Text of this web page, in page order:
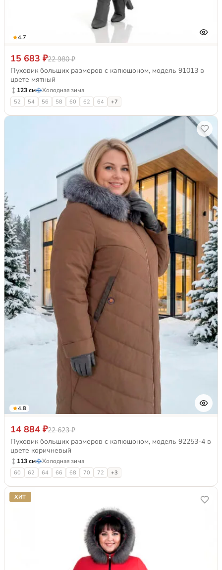
4.7
15 683 ₽22 980 ₽
Пуховик больших размеров с капюшоном, модель 91013 в
цвете мятный
123 см Холодная зима
52 54 56 58 60 62 64 +7
4.8
14 884 ₽22 623 ₽
Пуховик больших размеров с капюшоном, модель 92253-4 в
цвете коричневый
113 см Холодная зима
60 62 64 66 68 70 72 +3
ХИТ